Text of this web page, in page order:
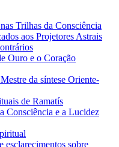
Trilhas da Consciência
aos Projetores Astrais
Ouro e o Coração
da síntese Oriente-
de Ramatís
Consciência e a Lucidez
esclarecimentos sobre